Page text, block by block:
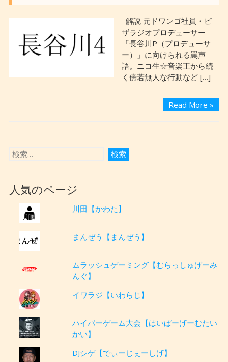
解説 元ドワンゴ社員・ピ
ザラジオプロデューサー
「長谷川P（プロデューサ
ー）」に向けられる罵声
語。ニコ生☆音楽王から続
く傍若無人な行動など […]
Read More »
人気のページ
川田【かわた】
まんぜう【まんぜう】
ムラッシュゲーミング【むらっしゅげーみ
んぐ】
イワラジ【いわらじ】
ハイパーゲーム大会【はいぱーげーむたい
かい】
DJシゲ【でぃーじぇーしげ】